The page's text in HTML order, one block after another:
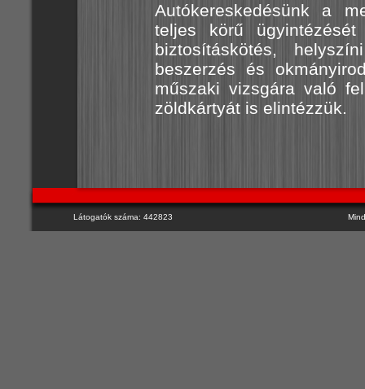
Autókereskedésünk a
teljes körű ügyintézését
biztosításkötés,
beszerzés és
műszaki vizsgára való
zöldkártyát is elintézzük.
Látogatók száma: 442823